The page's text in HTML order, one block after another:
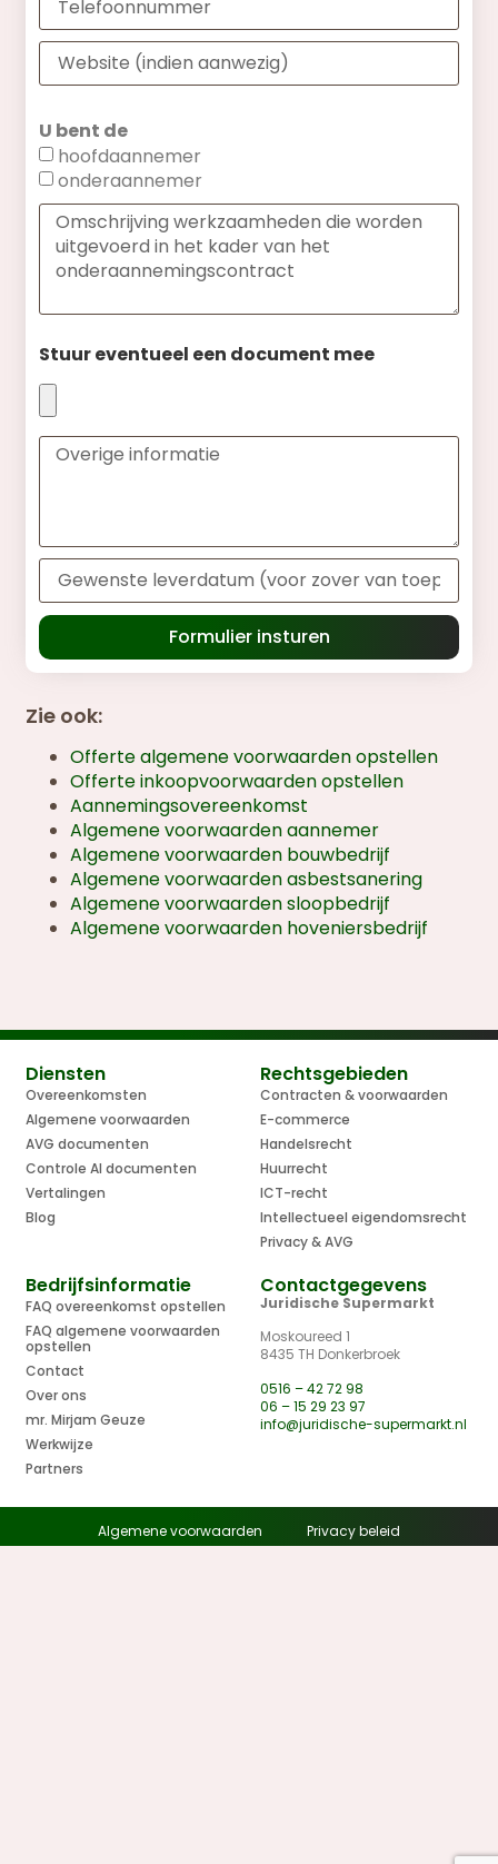
U bent de
hoofdaannemer
onderaannemer
Stuur eventueel een document mee
Formulier insturen
Zie ook:
Offerte algemene voorwaarden opstellen
Offerte inkoopvoorwaarden opstellen
Aannemingsovereenkomst
Algemene voorwaarden aannemer
Algemene voorwaarden bouwbedrijf
Algemene voorwaarden asbestsanering
Algemene voorwaarden sloopbedrijf
Algemene voorwaarden hoveniersbedrijf
Diensten
Overeenkomsten
Algemene voorwaarden
AVG documenten
Controle AI documenten
Vertalingen
Blog
Rechtsgebieden
Contracten & voorwaarden
E-commerce
Handelsrecht
Huurrecht
ICT-recht
Intellectueel eigendomsrecht
Privacy & AVG
Bedrijfsinformatie
FAQ overeenkomst opstellen
FAQ algemene voorwaarden
opstellen
Contact
Over ons
mr. Mirjam Geuze
Werkwijze
Partners
Contactgegevens
Juridische Supermarkt
Moskoureed 1
8435 TH Donkerbroek
0516 – 42 72 98
06 – 15 29 23 97
info@juridische-supermarkt.nl
Algemene voorwaarden Privacy beleid